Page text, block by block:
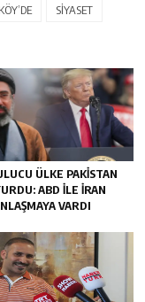
SİYASET
ÜLKE PAKISTAN
ABD ILE İRAN
VARDI